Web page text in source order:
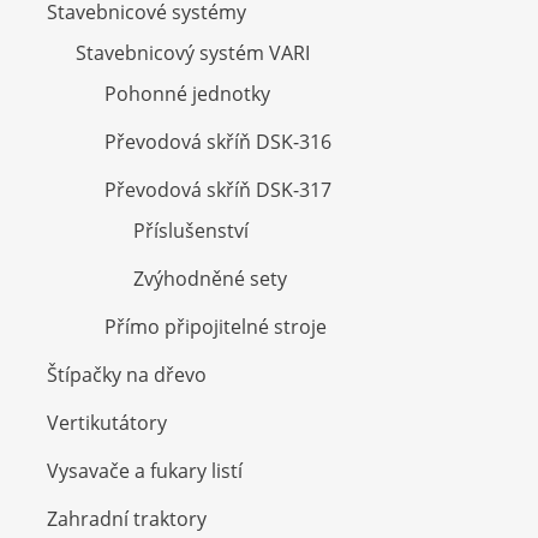
Stavebnicové systémy
Stavebnicový systém VARI
Pohonné jednotky
Převodová skříň DSK-316
Převodová skříň DSK-317
Příslušenství
Zvýhodněné sety
Přímo připojitelné stroje
Štípačky na dřevo
Vertikutátory
Vysavače a fukary listí
Zahradní traktory